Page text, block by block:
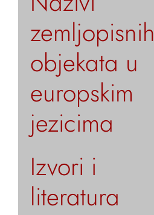
zemljopisnih
objekata u
europskim
jezicima
Izvori i
literatura